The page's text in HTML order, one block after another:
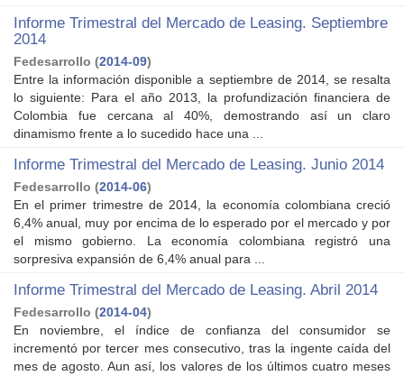
Informe Trimestral del Mercado de Leasing. Septiembre
2014
Fedesarrollo (2014-09)
Entre la información disponible a septiembre de 2014, se resalta
lo siguiente: Para el año 2013, la profundización financiera de
Colombia fue cercana al 40%, demostrando así un claro
dinamismo frente a lo sucedido hace una ...
Informe Trimestral del Mercado de Leasing. Junio 2014
Fedesarrollo (2014-06)
En el primer trimestre de 2014, la economía colombiana creció
6,4% anual, muy por encima de lo esperado por el mercado y por
el mismo gobierno. La economía colombiana registró una
sorpresiva expansión de 6,4% anual para ...
Informe Trimestral del Mercado de Leasing. Abril 2014
Fedesarrollo (2014-04)
En noviembre, el índice de confianza del consumidor se
incrementó por tercer mes consecutivo, tras la ingente caída del
mes de agosto. Aun así, los valores de los últimos cuatro meses